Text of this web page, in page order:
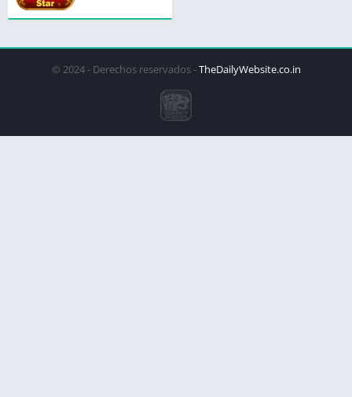
© 2024 - Derechos reservados -TheDailyWebsite.co.in